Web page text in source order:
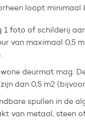
loopt minimaal
1 foto of schilderij
van maximaal 0,5
deurmat mag.
dan 0,5 m2
spullen in de
van metaal, steen